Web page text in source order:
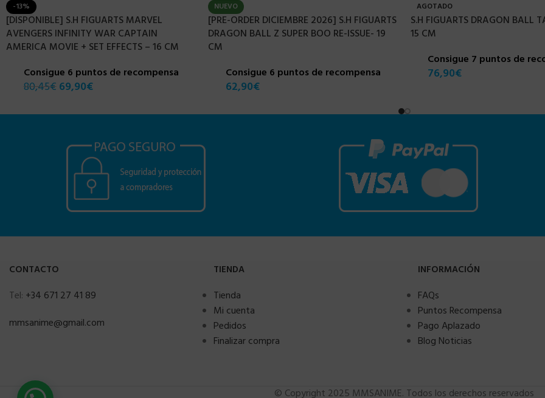
-13%
[DISPONIBLE] S.H FIGUARTS MARVEL
AVENGERS INFINITY WAR CAPTAIN
AMERICA MOVIE + SET EFFECTS – 16 CM
Consigue 6 puntos de recompensa
80,45€ 69,90€
NUEVO
[PRE-ORDER DICIEMBRE 2026] S.H FIGUARTS
DRAGON BALL Z SUPER BOO RE-ISSUE- 19
CM
Consigue 6 puntos de recompensa
62,90€
AGOTADO
S.H FIGUARTS DRAGON BALL
15 CM
Consigue 7 puntos de
76,90€
CONTACTO
Tel: +34 671 27 41 89
mmsanime@gmail.com
TIENDA
Tienda
Mi cuenta
Pedidos
Finalizar compra
INFORMACIÓN
FAQs
Puntos Recompensa
Pago Aplazado
Blog Noticias
© Copyright 2025 MMSANIME. Todos los derechos reservados